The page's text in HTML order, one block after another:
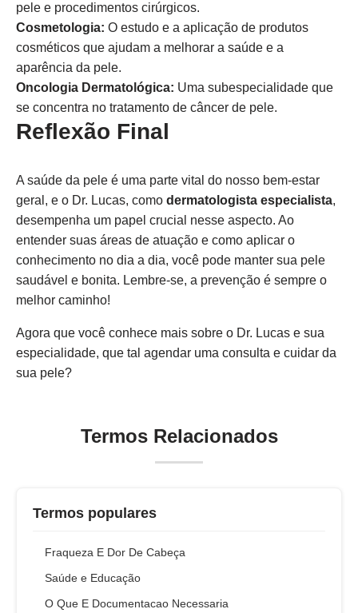
pele e procedimentos cirúrgicos.
Cosmetologia: O estudo e a aplicação de produtos
cosméticos que ajudam a melhorar a saúde e a
aparência da pele.
Oncologia Dermatológica: Uma subespecialidade que
se concentra no tratamento de câncer de pele.
Reflexão Final
A saúde da pele é uma parte vital do nosso bem-estar
geral, e o Dr. Lucas, como dermatologista especialista,
desempenha um papel crucial nesse aspecto. Ao
entender suas áreas de atuação e como aplicar o
conhecimento no dia a dia, você pode manter sua pele
saudável e bonita. Lembre-se, a prevenção é sempre o
melhor caminho!
Agora que você conhece mais sobre o Dr. Lucas e sua
especialidade, que tal agendar uma consulta e cuidar da
sua pele?
Termos Relacionados
Termos populares
Fraqueza E Dor De Cabeça
Saúde e Educação
O Que E Documentacao Necessaria